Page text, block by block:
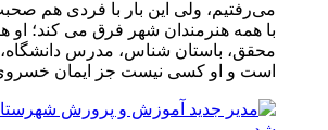
می‌رفتیم، ولی این بار با فردی هم
با همه هنرمندان شهر فرق می کند؛ او
محقق، باستان شناس، مدرس
است و او کسی نیست جز ایمان